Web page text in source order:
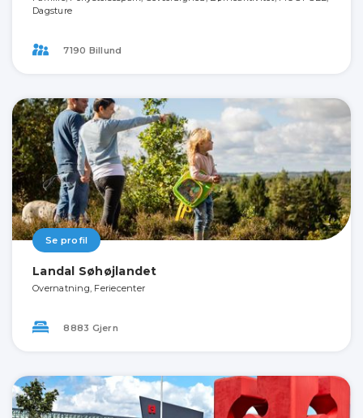
Dagsture
7190 Billund
Se profil
Landal Søhøjlandet
Overnatning, Feriecenter
8883 Gjern